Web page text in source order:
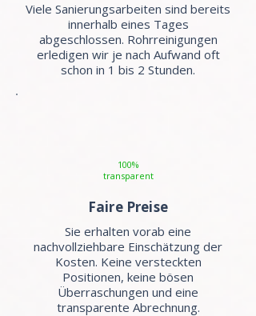
Viele Sanierungsarbeiten sind bereits
innerhalb eines Tages
abgeschlossen. Rohrreinigungen
erledigen wir je nach Aufwand oft
schon in 1 bis 2 Stunden.
100%
transparent
Faire Preise
Sie erhalten vorab eine
nachvollziehbare Einschätzung der
Kosten. Keine versteckten
Positionen, keine bösen
Überraschungen und eine
transparente Abrechnung.